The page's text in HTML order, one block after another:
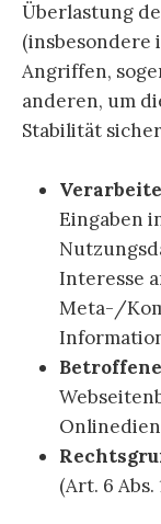
Überlastung
(insbesondere
Angriffen,
anderen, um
Stabilität
Eingaben
Interesse
Meta-/
(Art. 6 Abs.